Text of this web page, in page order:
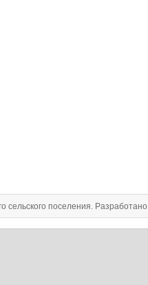
сельского поселения.